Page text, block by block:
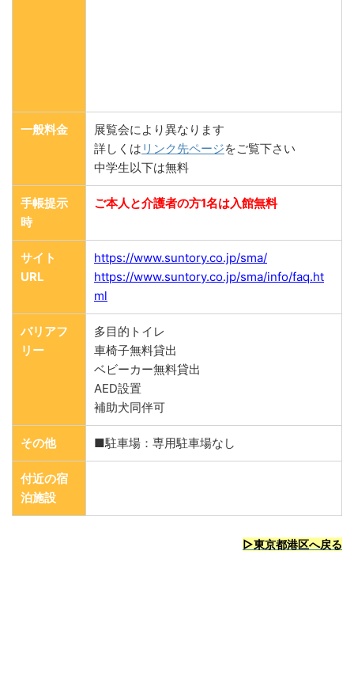
一般料金
展覧会により異なります
詳しくは リンク先ページをご覧下さい
中学生以下は無料
手帳提示
時
ご本人と介護者の方1名は入館無料
サイト
URL
https://www.suntory.co.jp/sma/
https://www.suntory.co.jp/sma/info/faq.ht
ml
バリアフ
リー
多目的トイレ
車椅子無料貸出
ベビーカー無料貸出
AED設置
補助犬同伴可
その他 ■駐車場：専用駐車場なし
付近の宿
泊施設
▷東京都港区へ戻る